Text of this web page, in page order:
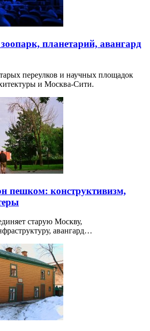
планетарий, авангард
переулков и научных площадок
и Москва-Сити.
пешком: конструктивизм,
старую Москву,
авангард…